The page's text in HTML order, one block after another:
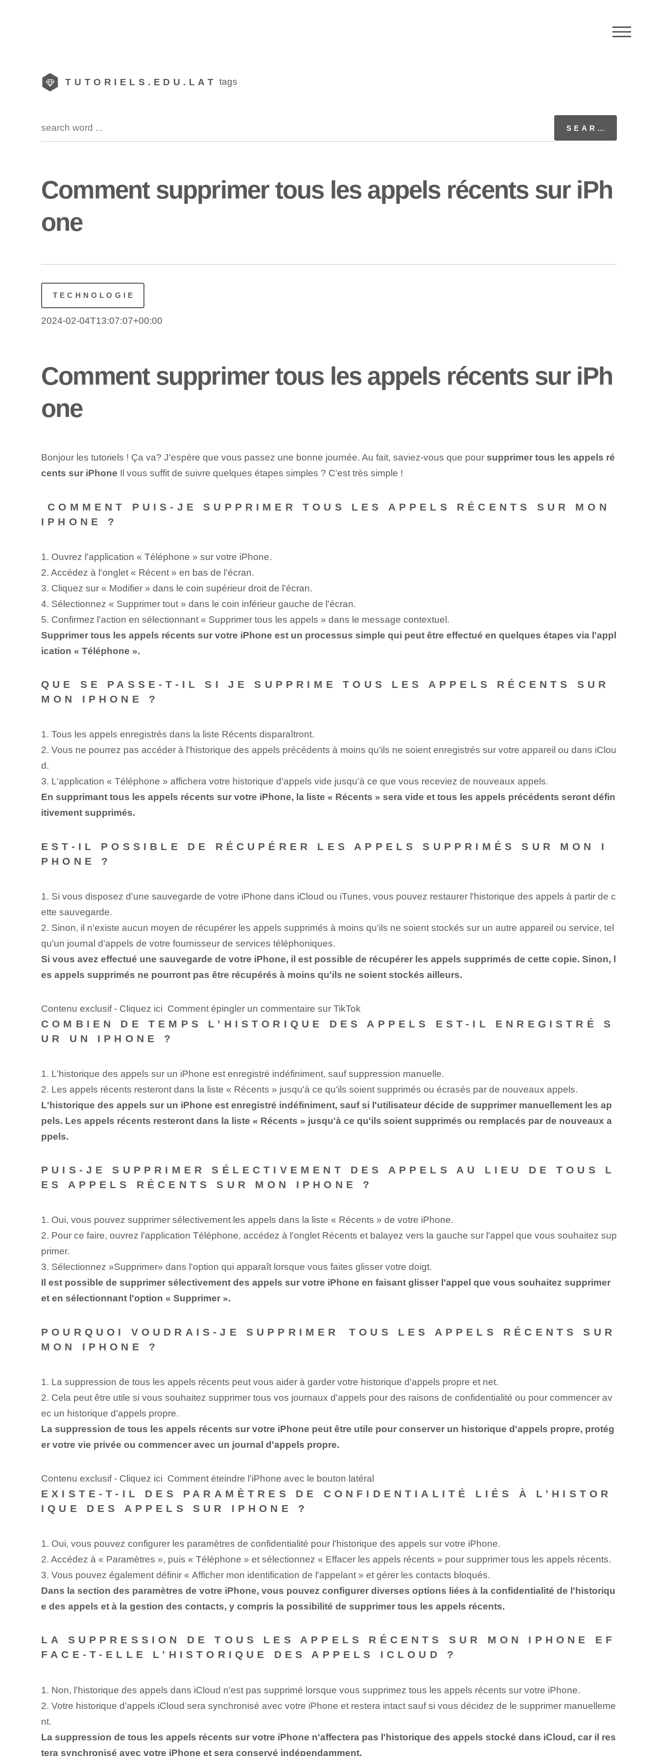
TUTORIELS.EDU.LAT tags
Comment supprimer tous les appels récents sur iPh
one
TECHNOLOGIE
2024-02-04T13:07:07+00:00
Comment supprimer tous les appels récents sur iPh
one
Bonjour les tutoriels ! Ça va? J'espère que vous passez une bonne journée. Au fait, saviez-vous que pour supprimer tous les appels ré
cents sur iPhone Il vous suffit de suivre quelques étapes simples ? C'est très simple !
‌ COMMENT PUIS-JE SUPPRIMER TOUS LES APPELS RÉCENTS SUR MON
IPHONE ?
1. Ouvrez l'application « Téléphone » sur votre iPhone.
2. Accédez à l'onglet « Récent » en bas de l'écran.
3. Cliquez sur « Modifier » dans le coin supérieur droit de l'écran.
4. ⁢Sélectionnez⁢ « Supprimer tout » dans le coin inférieur gauche de l'écran.
5. Confirmez l'action en sélectionnant « Supprimer tous les appels » dans le message contextuel.
Supprimer ‌tous les appels récents sur votre iPhone est un processus simple qui ⁤peut être effectué en quelques étapes via‍ l'appl
ication « Téléphone ».
QUE SE PASSE-T-IL SI JE SUPPRIME TOUS LES APPELS RÉCENTS SUR
MON IPHONE ?
1. Tous les ⁢appels⁤ enregistrés dans la liste ⁣Récents⁣ disparaîtront.
2. Vous ne pourrez pas accéder à l'historique des appels précédents à moins qu'ils ne soient enregistrés sur votre appareil ou dans iClou
d.
3. L'application « Téléphone » affichera votre historique d'appels vide jusqu'à ce que vous receviez de nouveaux appels.
En supprimant tous les appels récents sur votre iPhone, la liste « Récents » sera vide et tous les appels précédents seront défin
itivement supprimés.
EST-IL POSSIBLE DE RÉCUPÉRER LES APPELS SUPPRIMÉS SUR MON I
PHONE ?
1. Si vous disposez d'une sauvegarde de votre iPhone dans iCloud ou iTunes, vous pouvez restaurer l'historique des appels à partir de c
ette sauvegarde.
2. ‌Sinon, il n'existe aucun moyen de récupérer les appels supprimés à moins qu'ils ne soient stockés sur un autre appareil ou service, tel
qu'un journal d'appels de votre fournisseur de services téléphoniques.
Si vous avez effectué une sauvegarde de votre iPhone, il est possible de récupérer les appels supprimés de cette copie. Sinon, l
es appels supprimés ne pourront pas être récupérés à moins qu'ils ne soient stockés ailleurs.
Contenu exclusif - Cliquez ici Comment épingler un commentaire sur TikTok
COMBIEN DE TEMPS L’HISTORIQUE DES APPELS EST-IL ENREGISTRÉ S
UR UN IPHONE ?
1. L'historique des appels⁢ sur un iPhone est enregistré indéfiniment, sauf suppression manuelle.
2. Les appels récents resteront dans la liste « Récents » jusqu'à ce qu'ils soient supprimés ou écrasés par de nouveaux appels.
L'historique des appels sur un iPhone est enregistré indéfiniment, sauf si l'utilisateur décide de supprimer manuellement les ap
pels. Les appels récents resteront dans la liste « Récents » jusqu'à ce qu'ils soient supprimés ou remplacés par de nouveaux a
ppels.
PUIS-JE SUPPRIMER SÉLECTIVEMENT DES APPELS AU LIEU DE TOUS L
ES APPELS RÉCENTS SUR MON IPHONE ?
1. Oui, vous pouvez supprimer sélectivement les appels dans la liste « Récents » de votre iPhone.
2. Pour ce faire, ouvrez l'application Téléphone, accédez à l'onglet Récents et balayez vers la gauche sur l'appel que vous souhaitez sup
primer.
3.⁣ Sélectionnez ​»Supprimer»⁣ dans l'option qui apparaît lorsque vous faites glisser votre doigt.
Il est possible de supprimer sélectivement des appels sur votre iPhone en faisant glisser l'appel que vous souhaitez supprimer
et en sélectionnant l'option « Supprimer ».
POURQUOI VOUDRAIS-JE SUPPRIMER⁤ TOUS LES APPELS RÉCENTS SUR
MON IPHONE ?
1. La suppression de tous les appels récents peut vous aider à garder votre historique d'appels propre et net.
2. Cela peut être utile si vous souhaitez supprimer tous vos journaux d'appels pour des raisons de confidentialité ou pour commencer av
ec un historique d'appels propre.
La suppression de tous les appels récents sur votre iPhone peut être utile pour conserver un historique d'appels propre, protég
er votre vie privée ou commencer avec un journal d'appels propre.
Contenu exclusif - Cliquez ici Comment éteindre l'iPhone avec le bouton latéral
EXISTE-T-IL DES PARAMÈTRES DE CONFIDENTIALITÉ LIÉS À L’HISTOR
IQUE DES APPELS SUR IPHONE ?
1. Oui, vous pouvez configurer les paramètres de confidentialité pour l'historique des appels sur votre iPhone.
2. Accédez à « Paramètres », puis « Téléphone »⁤ et sélectionnez « Effacer les appels récents » pour supprimer tous les ⁤appels récents.
3. Vous pouvez également définir « Afficher mon identification de l'appelant » et gérer les contacts bloqués.
Dans la section des paramètres de votre iPhone, vous pouvez configurer diverses options liées à la confidentialité de l'historiqu
e des appels et à la gestion des contacts, y compris la possibilité de supprimer tous les appels récents.
LA SUPPRESSION DE TOUS LES APPELS RÉCENTS SUR MON IPHONE EF
FACE-T-ELLE L’HISTORIQUE DES APPELS ICLOUD ?
1. ‍Non, l'historique des appels dans iCloud n'est pas supprimé lorsque vous supprimez tous les appels récents sur votre ⁣iPhone.
2. Votre historique d'appels iCloud sera synchronisé avec votre iPhone et restera intact sauf si vous décidez de le supprimer manuelleme
nt.
La suppression de tous les appels récents sur votre‌ iPhone n'affectera pas l'historique des appels stocké dans iCloud, car il res
tera synchronisé avec votre iPhone et sera conservé indépendamment.